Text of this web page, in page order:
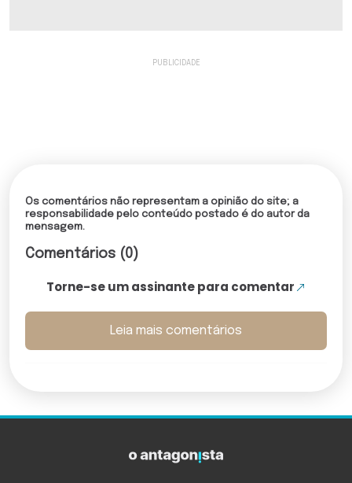
Os comentários não representam a opinião do site; a
responsabilidade pelo conteúdo postado é do autor da
mensagem.
Comentários (0)
Torne-se um assinante para comentar
Leia mais comentários